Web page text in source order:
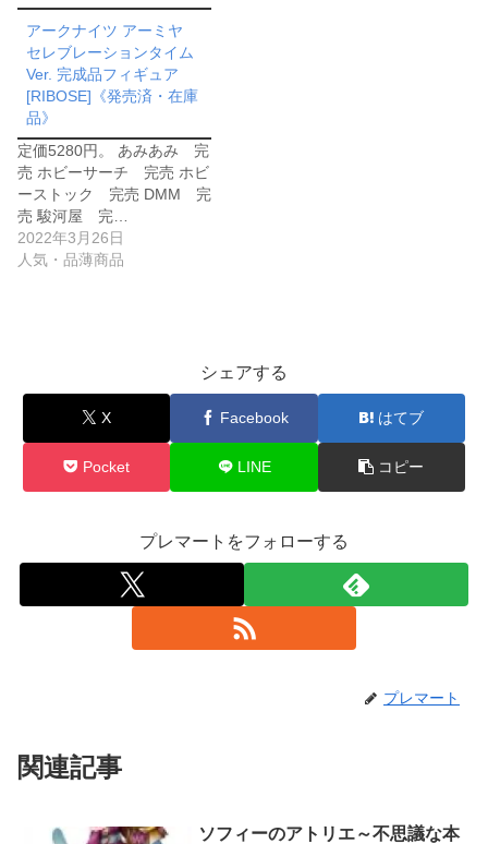
アークナイツ アーミヤ
セレブレーションタイム
Ver. 完成品フィギュア
[RIBOSE]《発売済・在庫
品》
定価5280円。 あみあみ 完
売 ホビーサーチ 完売 ホビ
ーストック 完売 DMM 完
売 駿河屋 完…
2022年3月26日
人気・品薄商品
シェアする
X Facebook はてブ
Pocket LINE コピー
プレマートをフォローする
プレマート
関連記事
ソフィーのアトリエ～不思議な本